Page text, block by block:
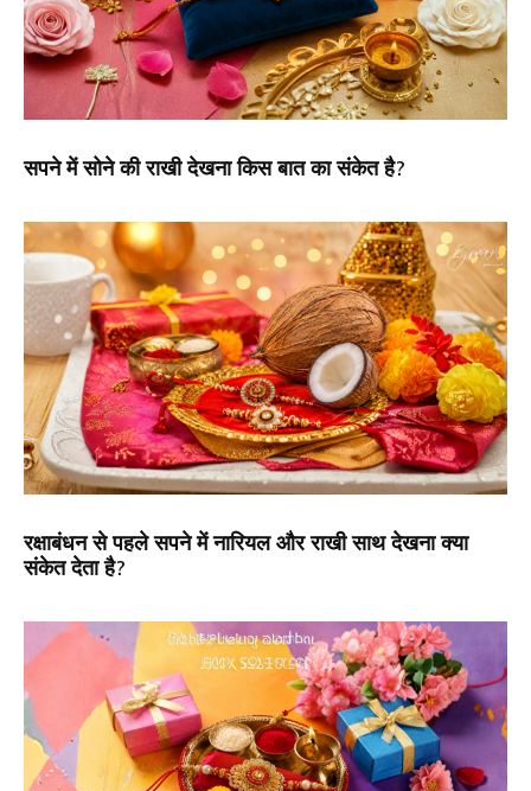
सपने में सोने की राखी देखना किस बात का संकेत है?
रक्षाबंधन से पहले सपने में नारियल और राखी साथ देखना क्या
संकेत देता है?